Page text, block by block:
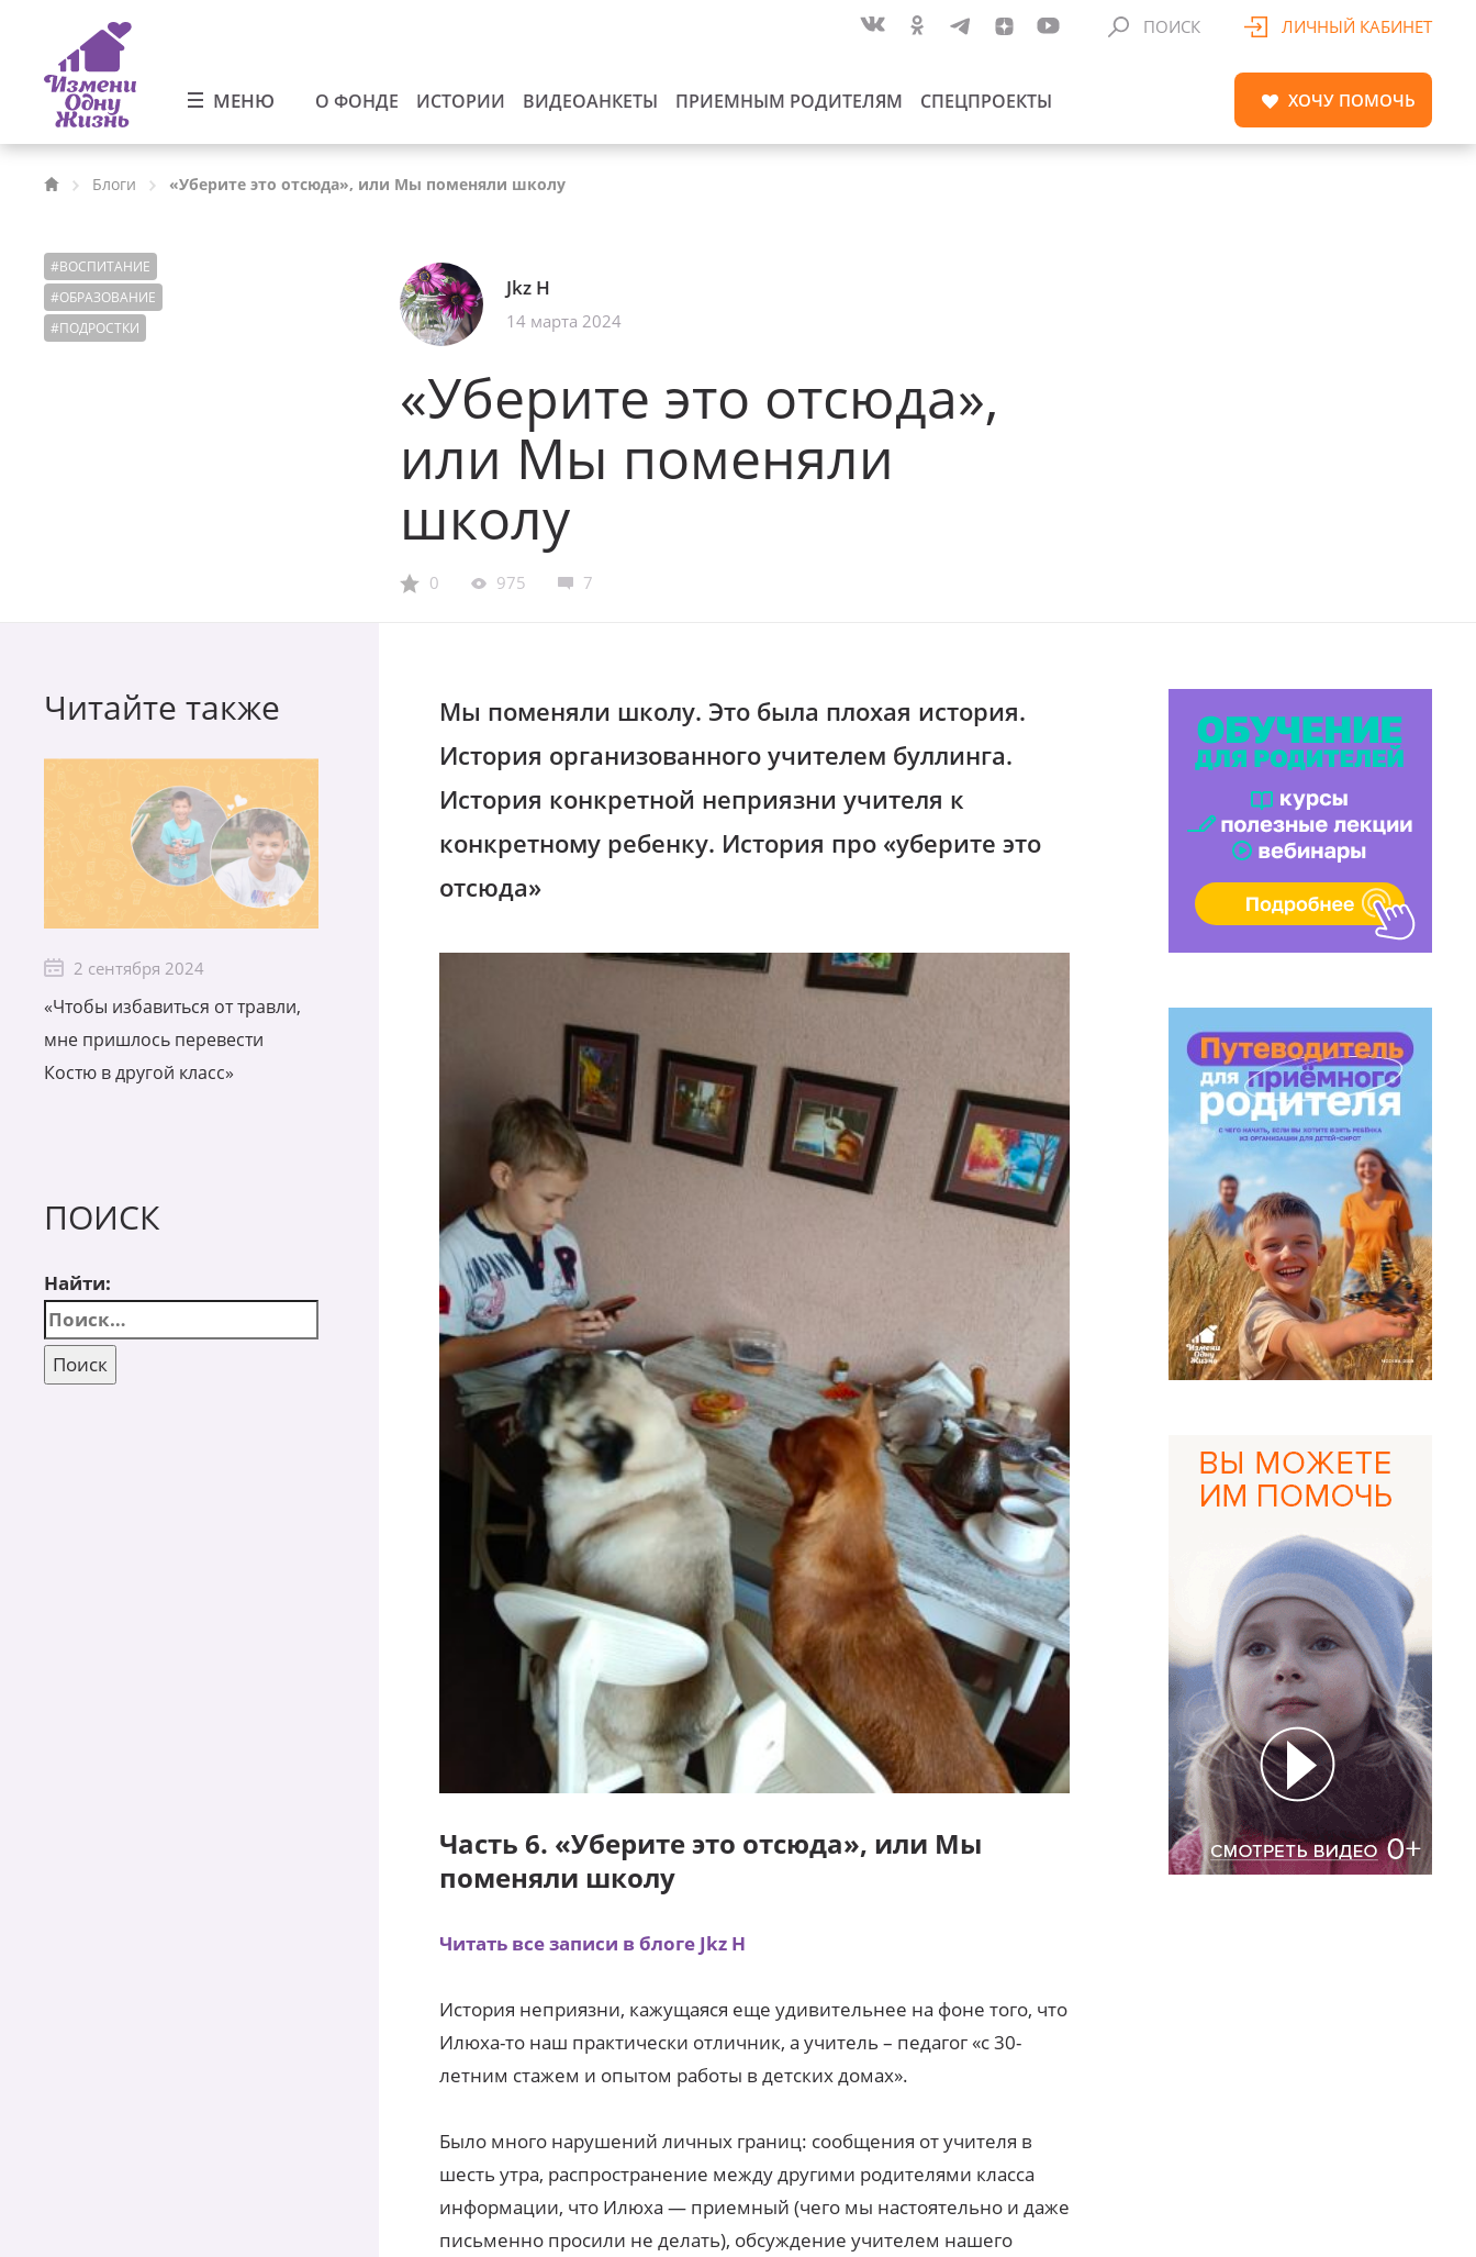
МЕНЮ О ФОНДЕ ИСТОРИИ ВИДЕОАНКЕТЫ ПРИЕМНЫМ РОДИТЕЛЯМ СПЕЦПРОЕКТЫ
ПОИСК ЛИЧНЫЙ КАБИНЕТ
ХОЧУ ПОМОЧЬ
Блоги «Уберите это отсюда», или Мы поменяли школу
#ВОСПИТАНИЕ
#ОБРАЗОВАНИЕ
#ПОДРОСТКИ
Jkz H
14 марта 2024
«Уберите это отсюда»,
или Мы поменяли
школу
0 975 7
Читайте также
2 сентября 2024
«Чтобы избавиться от травли,
мне пришлось перевести
Костю в другой класс»
ПОИСК
Найти:
Мы поменяли школу. Это была плохая история.
История организованного учителем буллинга.
История конкретной неприязни учителя к
конкретному ребенку. История про «уберите это
отсюда»
Часть 6. «Уберите это отсюда», или Мы
поменяли школу
Читать все записи в блоге Jkz H
История неприязни, кажущаяся еще удивительнее на фоне того, что
Илюха-то наш практически отличник, а учитель – педагог «с 30-
летним стажем и опытом работы в детских домах».
Было много нарушений личных границ: сообщения от учителя в
шесть утра, распространение между другими родителями класса
информации, что Илюха — приемный (чего мы настоятельно и даже
письменно просили не делать), обсуждение учителем нашего